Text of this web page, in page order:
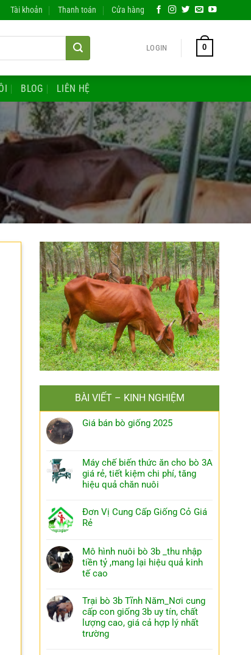
Tài khoản Thanh toán Cửa hàng
LOGIN 0
BLOG LIÊN HỆ
BÀI VIẾT – KINH NGHIỆM
Giá bán bò giống 2025
Máy chế biến thức ăn cho bò 3A
giá rẻ, tiết kiệm chi phí, tăng
hiệu quả chăn nuôi
Đơn Vị Cung Cấp Giống Cỏ Giá
Rẻ
Mô hình nuôi bò 3b _thu nhập
tiền tỷ ,mang lại hiệu quả kinh
tế cao
Trại bò 3b Tĩnh Năm_Nơi cung
cấp con giống 3b uy tín, chất
lượng cao, giá cả hợp lý nhất
trường